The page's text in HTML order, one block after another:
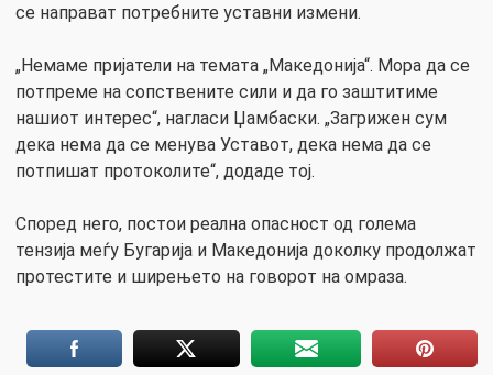
се направат потребните уставни измени.
„Немаме пријатели на темата „Македонија“. Мора да се
потпреме на сопствените сили и да го заштитиме
нашиот интерес“, нагласи Џамбаски. „Загрижен сум
дека нема да се менува Уставот, дека нема да се
потпишат протоколите“, додаде тој.
Според него, постои реална опасност од голема
тензија меѓу Бугарија и Македонија доколку продолжат
протестите и ширењето на говорот на омраза.